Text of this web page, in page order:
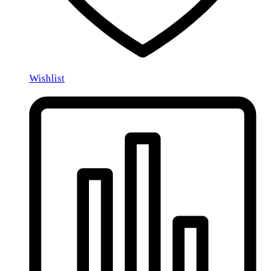
Wishlist